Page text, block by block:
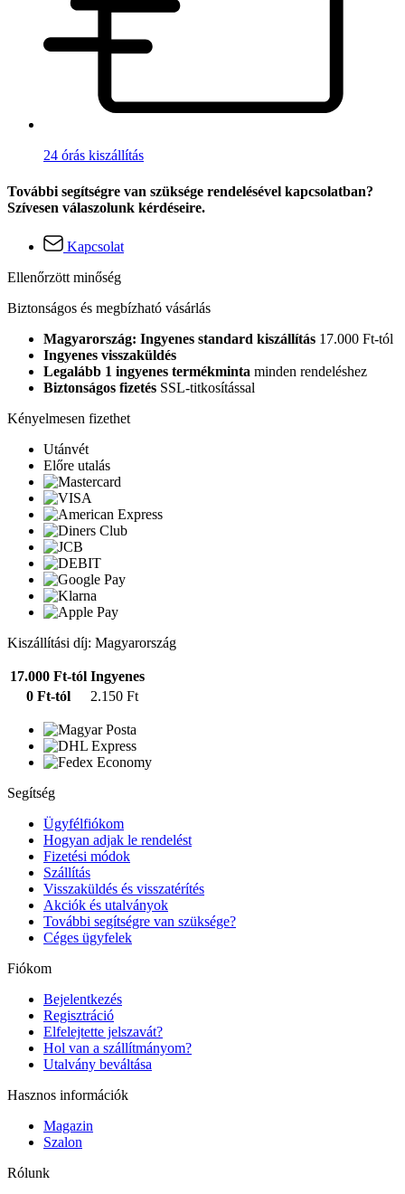
24 órás kiszállítás
További segítségre van szüksége rendelésével kapcsolatban?
Szívesen válaszolunk kérdéseire.
Kapcsolat
Ellenőrzött minőség
Biztonságos és megbízható vásárlás
Magyarország: Ingyenes standard kiszállítás 17.000 Ft-tól
Ingyenes visszaküldés
Legalább 1 ingyenes termékminta minden rendeléshez
Biztonságos fizetés SSL-titkosítással
Kényelmesen fizethet
Utánvét
Előre utalás
Kiszállítási díj: Magyarország
17.000 Ft-tól Ingyenes
0 Ft-tól
2.150 Ft
Segítség
Ügyfélfiókom
Hogyan adjak le rendelést
Fizetési módok
Szállítás
Visszaküldés és visszatérítés
Akciók és utalványok
További segítségre van szüksége?
Céges ügyfelek
Fiókom
Bejelentkezés
Regisztráció
Elfelejtette jelszavát?
Hol van a szállítmányom?
Utalvány beváltása
Hasznos információk
Magazin
Szalon
Rólunk